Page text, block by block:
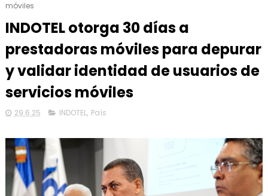
móviles
INDOTEL otorga 30 días a
prestadoras móviles para depurar
y validar identidad de usuarios de
servicios móviles
29.6.25 INDOTEL, País